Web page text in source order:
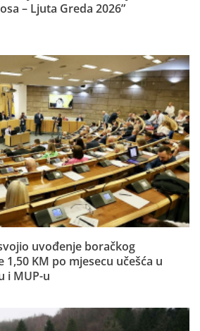
– Ljuta Greda 2026”
uvođenje boračkog
KM po mjesecu učešća u
i MUP-u